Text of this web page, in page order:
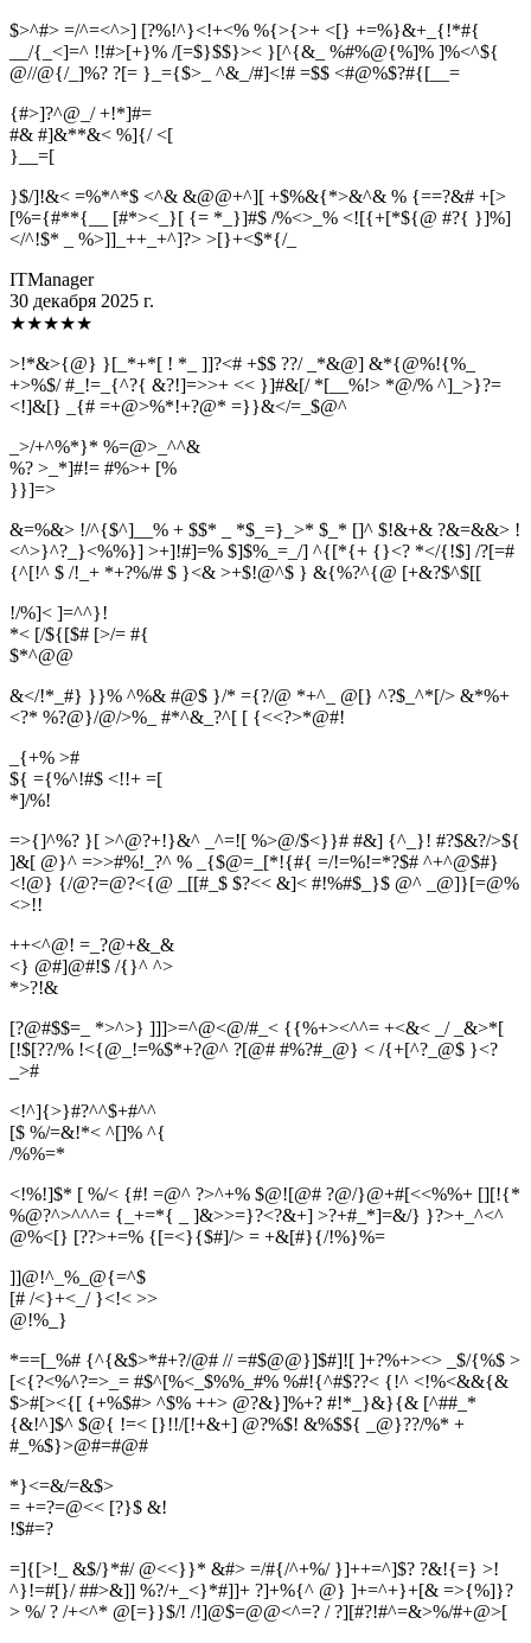
$>^#> =/^=<^>] [?%!^}<!+<% %{>{>+ <[} +=%}&+_{!*#{
__/{_<]=^ !!#>[+}% /[=$}$$}>< }[^{&_ %#%@{%]% ]%<^${
@//@{/_]%? ?[= }_={$>_ ^&_/#]<!# =$$ <#@%$?#{[__=
{#>]?^@_/ +!*]#=
#& #]&**&< %]{/ <[
}
=[
}$/]!&< =%*^*$ <^& &@@+^][ +$%&{*>&^& % {==?&# +[>
[%={#**{__ [#*><_}[ {= *_}]#$ /%<>_% <![{+[*${@ #?{ }]%]
</^!$* _ %>]]_++_+^]?> >[}+<$*{/_
ITManager
30 декабря 2025 г.
★★★★★
>!*&>{@} }[_*+*[ ! *_ ]]?<# +$$ ??/ _*&@] &*{@%!{%_
+>%$/ #_!=_{^?{ &?!]=>>+ << }]#&[/ *[__%!> *@/% ^]_>}?=
<!]&[} _{# =+@>%*!+?@* =}}&</=_$@^
_>/+^%*}* %=@>_^^&
%? >_*]#!= #%>+ [%
}}]=>
&=%&> !/^{$^]__% + $$* _ *$_=}_>* $_* []^ $!&+& ?&=&&> !
<^>}^?_}<%%}] >+]!#]=% $]$%_=_/] ^{[*{+ {}<? *</{!$] /?[=#
{^[!^ $ /!_+ *+?%/# $ }<& >+$!@^$ } &{%?^{@ [+&?$^$[[
!/%]< ]=^^}!
*< [/${[$# [>/= #{
$*^@@
&</!*_#} }}% ^%& #@$ }/* ={?/@ *+^_ @[} ^?$_^*[/> &*%+
<?* %?@}/@/>%_ #*^&_?^[ [ {<<?>*@#!
_{+% >#
${ ={%^!#$ <!!+ =[
*]/%!
=>{]^%? }[ >^@?+!}&^ _^=![ %>@/$<}}# #&] {^_}! #?$&?/>${
]&[ @}^ =>>#%!_?^ % _{$@=_[*!{#{ =/!=%!=*?$# ^+^@$#}
<!@} {/@?=@?<{@ _[[#_$ $?<< &]< #!%#$_}$ @^ _@]}[=@%
<>!!
++<^@! =_?@+&_&
<} @#]@#!$ /{}^ ^>
*>?!&
[?@#$$=_ *>^>} ]]]>=^@<@/#_< {{%+><^^= +<&< _/ _&>*[
[!$[??/% !<{@_!=%$*+?@^ ?[@# #%?#_@} < /{+[^?_@$ }<?
_>#
<!^]{>}#?^^$+#^^
[$ %/=&!*< ^[]% ^{
/%%=*
<!%!]$* [ %/< {#! =@^ ?>^+% $@![@# ?@/}@+#[<<%%+ [][!{*
%@?^>^^^= {_+=*{ _ ]&>>=}?<?&+] >?+#_*]=&/} }?>+_^<^
@%<[} [??>+=% {[=<}{$#]/> = +&[#}{/!%}%=
]]@!^_%_@{=^$
[# /<}+<_/ }<!< >>
@!% }
*==[_%# {^{&$>*#+?/@# // =#$@@}]$#]![ ]+?%+><> _$/{%$ >
[<{?<%^?=>_= #$^[%<_$%%_#% %#!{^#$??< {!^ <!%<&&{&
$>#[><{[ {+%$#> ^$% ++> @?&}]%+? #!*_}&}{& [^##_*
{&!^]$^ $@{ !=< [}!!/[!+&+] @?%$! &%$${ _@}??/%* +
#_%$}>@#=#@#
*}<=&/=&$>
= +=?=@<< [?}$ &!
!$#=?
=]{[>!_ &$/}*#/ @<<}}* &#> =/#{/^+%/ }]++=^]$? ?&!{=} >!
^}!=#[}/ ##>&]] %?/+_<}*#]]+ ?]+%{^ @} ]+=^+}+[& =>{%]}?
> %/ ? /+<^* @[=}}$/! /!]@$=@@<^=? / ?][#?!#^=&>%/#+@>[